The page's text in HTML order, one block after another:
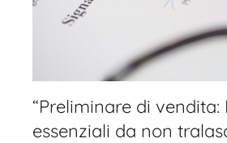
“Preliminare di
essenziali da non